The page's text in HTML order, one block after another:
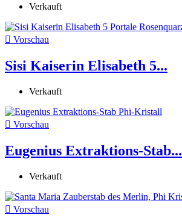
Verkauft
 Vorschau
Sisi Kaiserin Elisabeth 5...
Verkauft
 Vorschau
Eugenius Extraktions-Stab...
Verkauft
 Vorschau